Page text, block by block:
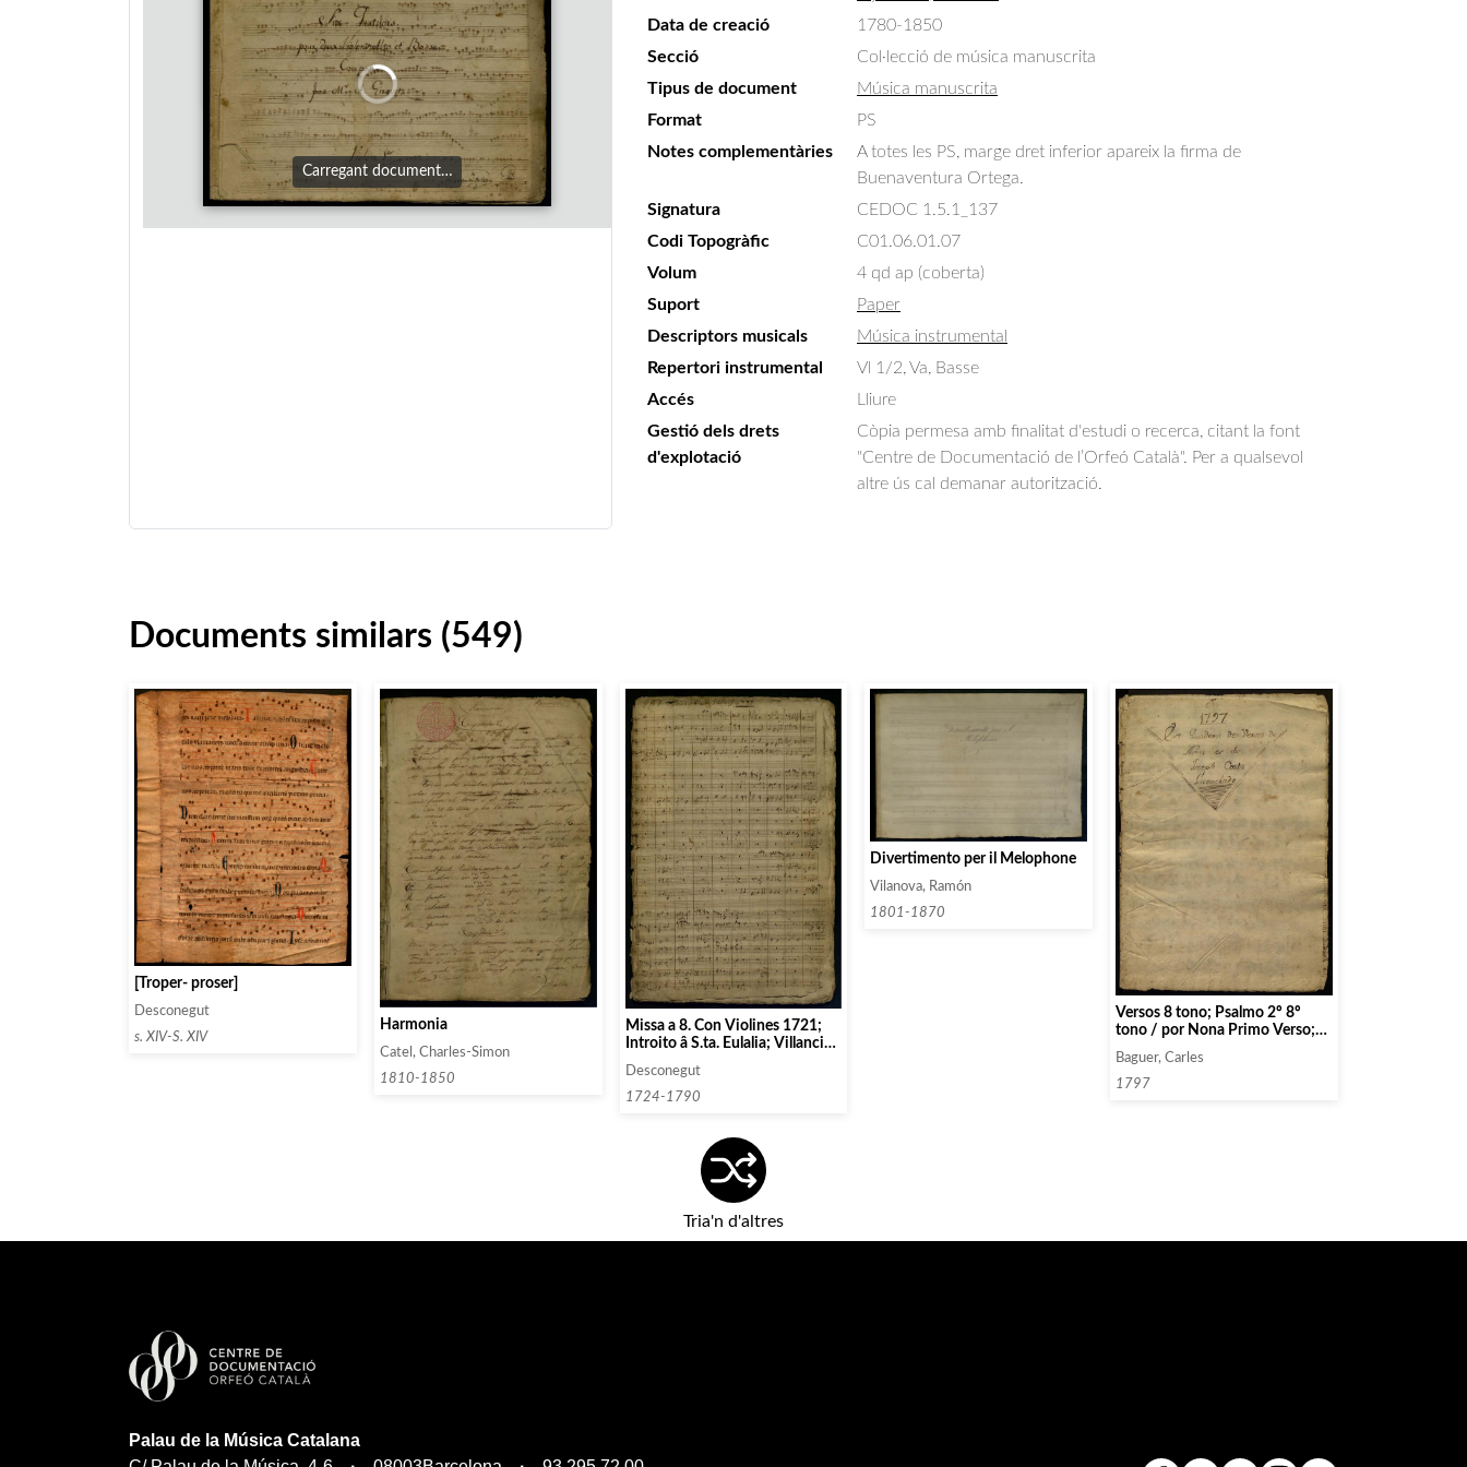
Carregant document…
Data de creació
1780-1850
Secció
Col·lecció de música manuscrita
Tipus de document
Música manuscrita
Format
PS
Notes complementàries
A totes les PS, marge dret inferior apareix la firma de
Buenaventura Ortega.
Signatura
CEDOC 1.5.1_137
Codi Topogràfic
C01.06.01.07
Volum
4 qd ap (coberta)
Suport
Paper
Descriptors musicals
Música instrumental
Repertori instrumental
Vl 1/2, Va, Basse
Accés
Lliure
Gestió dels drets
d'explotació
Còpia permesa amb finalitat d'estudi o recerca, citant la font
"Centre de Documentació de l’Orfeó Català". Per a qualsevol
altre ús cal demanar autorització.
Documents similars (549)
[Troper- proser]
Desconegut
s. XIV-S. XIV
Harmonia
Catel, Charles-Simon
1810-1850
Missa a 8. Con Violines 1721;
Introito â S.ta. Eulalia; Villancico
Assumpn. de Na Sra.; Villancico
al Ssmo. Sto.
Desconegut
1724-1790
Divertimento per il Melophone
Vilanova, Ramón
1801-1870
Versos 8 tono; Psalmo 2º 8º
tono / por Nona Primo Verso;
Psalmo 3º 8º tono / por Nona
Baguer, Carles
1797
Tria'n d'altres
Palau de la Música Catalana